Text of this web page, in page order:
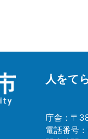
人をて
庁舎：〒
電話番号